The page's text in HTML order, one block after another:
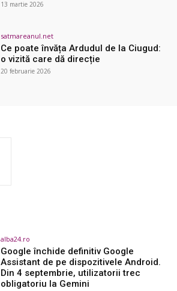
13 martie 2026
satmareanul.net
Ce poate învăța Ardudul de la Ciugud:
o vizită care dă direcție
20 februarie 2026
alba24.ro
Google închide definitiv Google
Assistant de pe dispozitivele Android.
Din 4 septembrie, utilizatorii trec
obligatoriu la Gemini